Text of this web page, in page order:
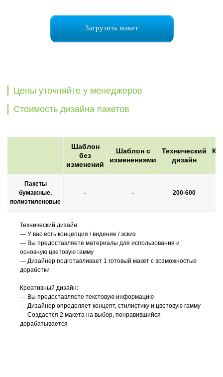
Загрузить макет
Цены уточняйте у менеджеров
Стоимость дизайна пакетов
Шаблон
без
изменений
Шаблон с
изменениями
Технический
дизайн
Пакеты
бумажные,
полиэтиленовые
- - 200-600
Технический дизайн:
— У вас есть концепция / видение / эскиз
— Вы предоставляете материалы для использования и
основную цветовую гамму
— Дизайнер подготавливает 1 готовый макет с возможностью
доработки
Креативный дизайн:
— Вы предоставляете текстовую информацию
— Дизайнер определяет концепт, стилистику и цветовую гамму
— Создается 2 макета на выбор, понравившийся
дорабатывается